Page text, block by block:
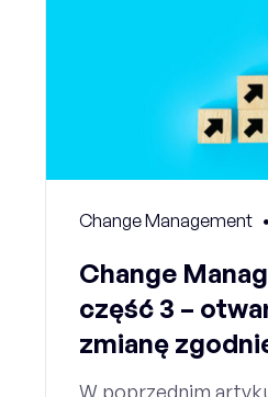
Change Management
Change
część 3 –
zmianę
W poprzednim